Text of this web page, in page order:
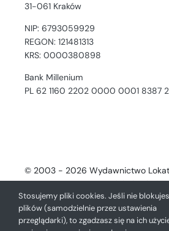
31-061 Kraków
NIP: 6793059929
REGON: 121481313
KRS: 0000380898
Bank Millenium
PL 62 1160 2202 0000 0001 8387
© 2003 - 2026 Wydawnictwo
- Digital
Stosujemy pliki cookies. Jeśli nie
plików (samodzielnie przez ustawienia
przeglądarki), to zgadzasz się na ich